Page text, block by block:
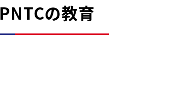
PNTCの教育